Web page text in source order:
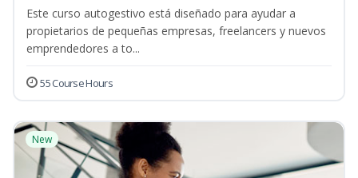
Este curso autogestivo está diseñado para ayudar a
propietarios de pequeñas empresas, freelancers y nuevos
emprendedores a to...
55 Course Hours
New